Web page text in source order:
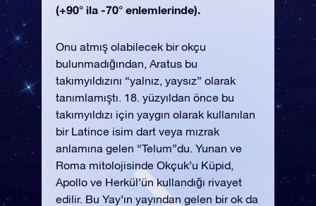
(+90° ila -70° enlemlerinde).
Onu atmış olabilecek bir okçu
bulunmadığından, Aratus bu
takımyıldızını “yalnız, yaysız” olarak
tanımlamıştı. 18. yüzyıldan önce bu
takımyıldızı için yaygın olarak kullanılan
bir Latince isim dart veya mızrak
anlamına gelen “Telum”du. Yunan ve
Roma mitolojisinde Okçuk’u Küpid,
Apollo ve Herkül’ün kullandığı rivayet
edilir. Bu Yay’ın yayından gelen bir ok da